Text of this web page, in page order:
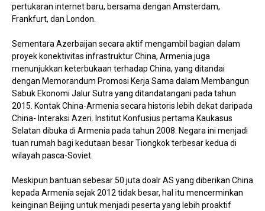
pertukaran internet baru, bersama dengan Amsterdam,
Frankfurt, dan London.
Sementara Azerbaijan secara aktif mengambil bagian dalam
proyek konektivitas infrastruktur China, Armenia juga
menunjukkan keterbukaan terhadap China, yang ditandai
dengan Memorandum Promosi Kerja Sama dalam Membangun
Sabuk Ekonomi Jalur Sutra yang ditandatangani pada tahun
2015. Kontak China-Armenia secara historis lebih dekat daripada
China- Interaksi Azeri. Institut Konfusius pertama Kaukasus
Selatan dibuka di Armenia pada tahun 2008. Negara ini menjadi
tuan rumah bagi kedutaan besar Tiongkok terbesar kedua di
wilayah pasca-Soviet.
Meskipun bantuan sebesar 50 juta doalr AS yang diberikan China
kepada Armenia sejak 2012 tidak besar, hal itu mencerminkan
keinginan Beijing untuk menjadi peserta yang lebih proaktif